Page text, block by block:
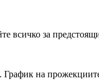
всичко за
График на